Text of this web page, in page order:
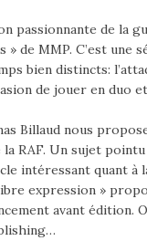
passionnante de la
de MMP. C’est
bien distincts:
de jouer en duo
Billaud nous
RAF. Un sujet
intéressant quant
expression »
avant édition.